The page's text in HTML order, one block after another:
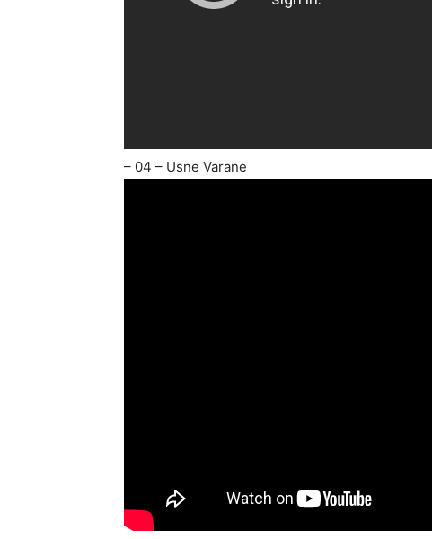
– 04 – Usne Varane